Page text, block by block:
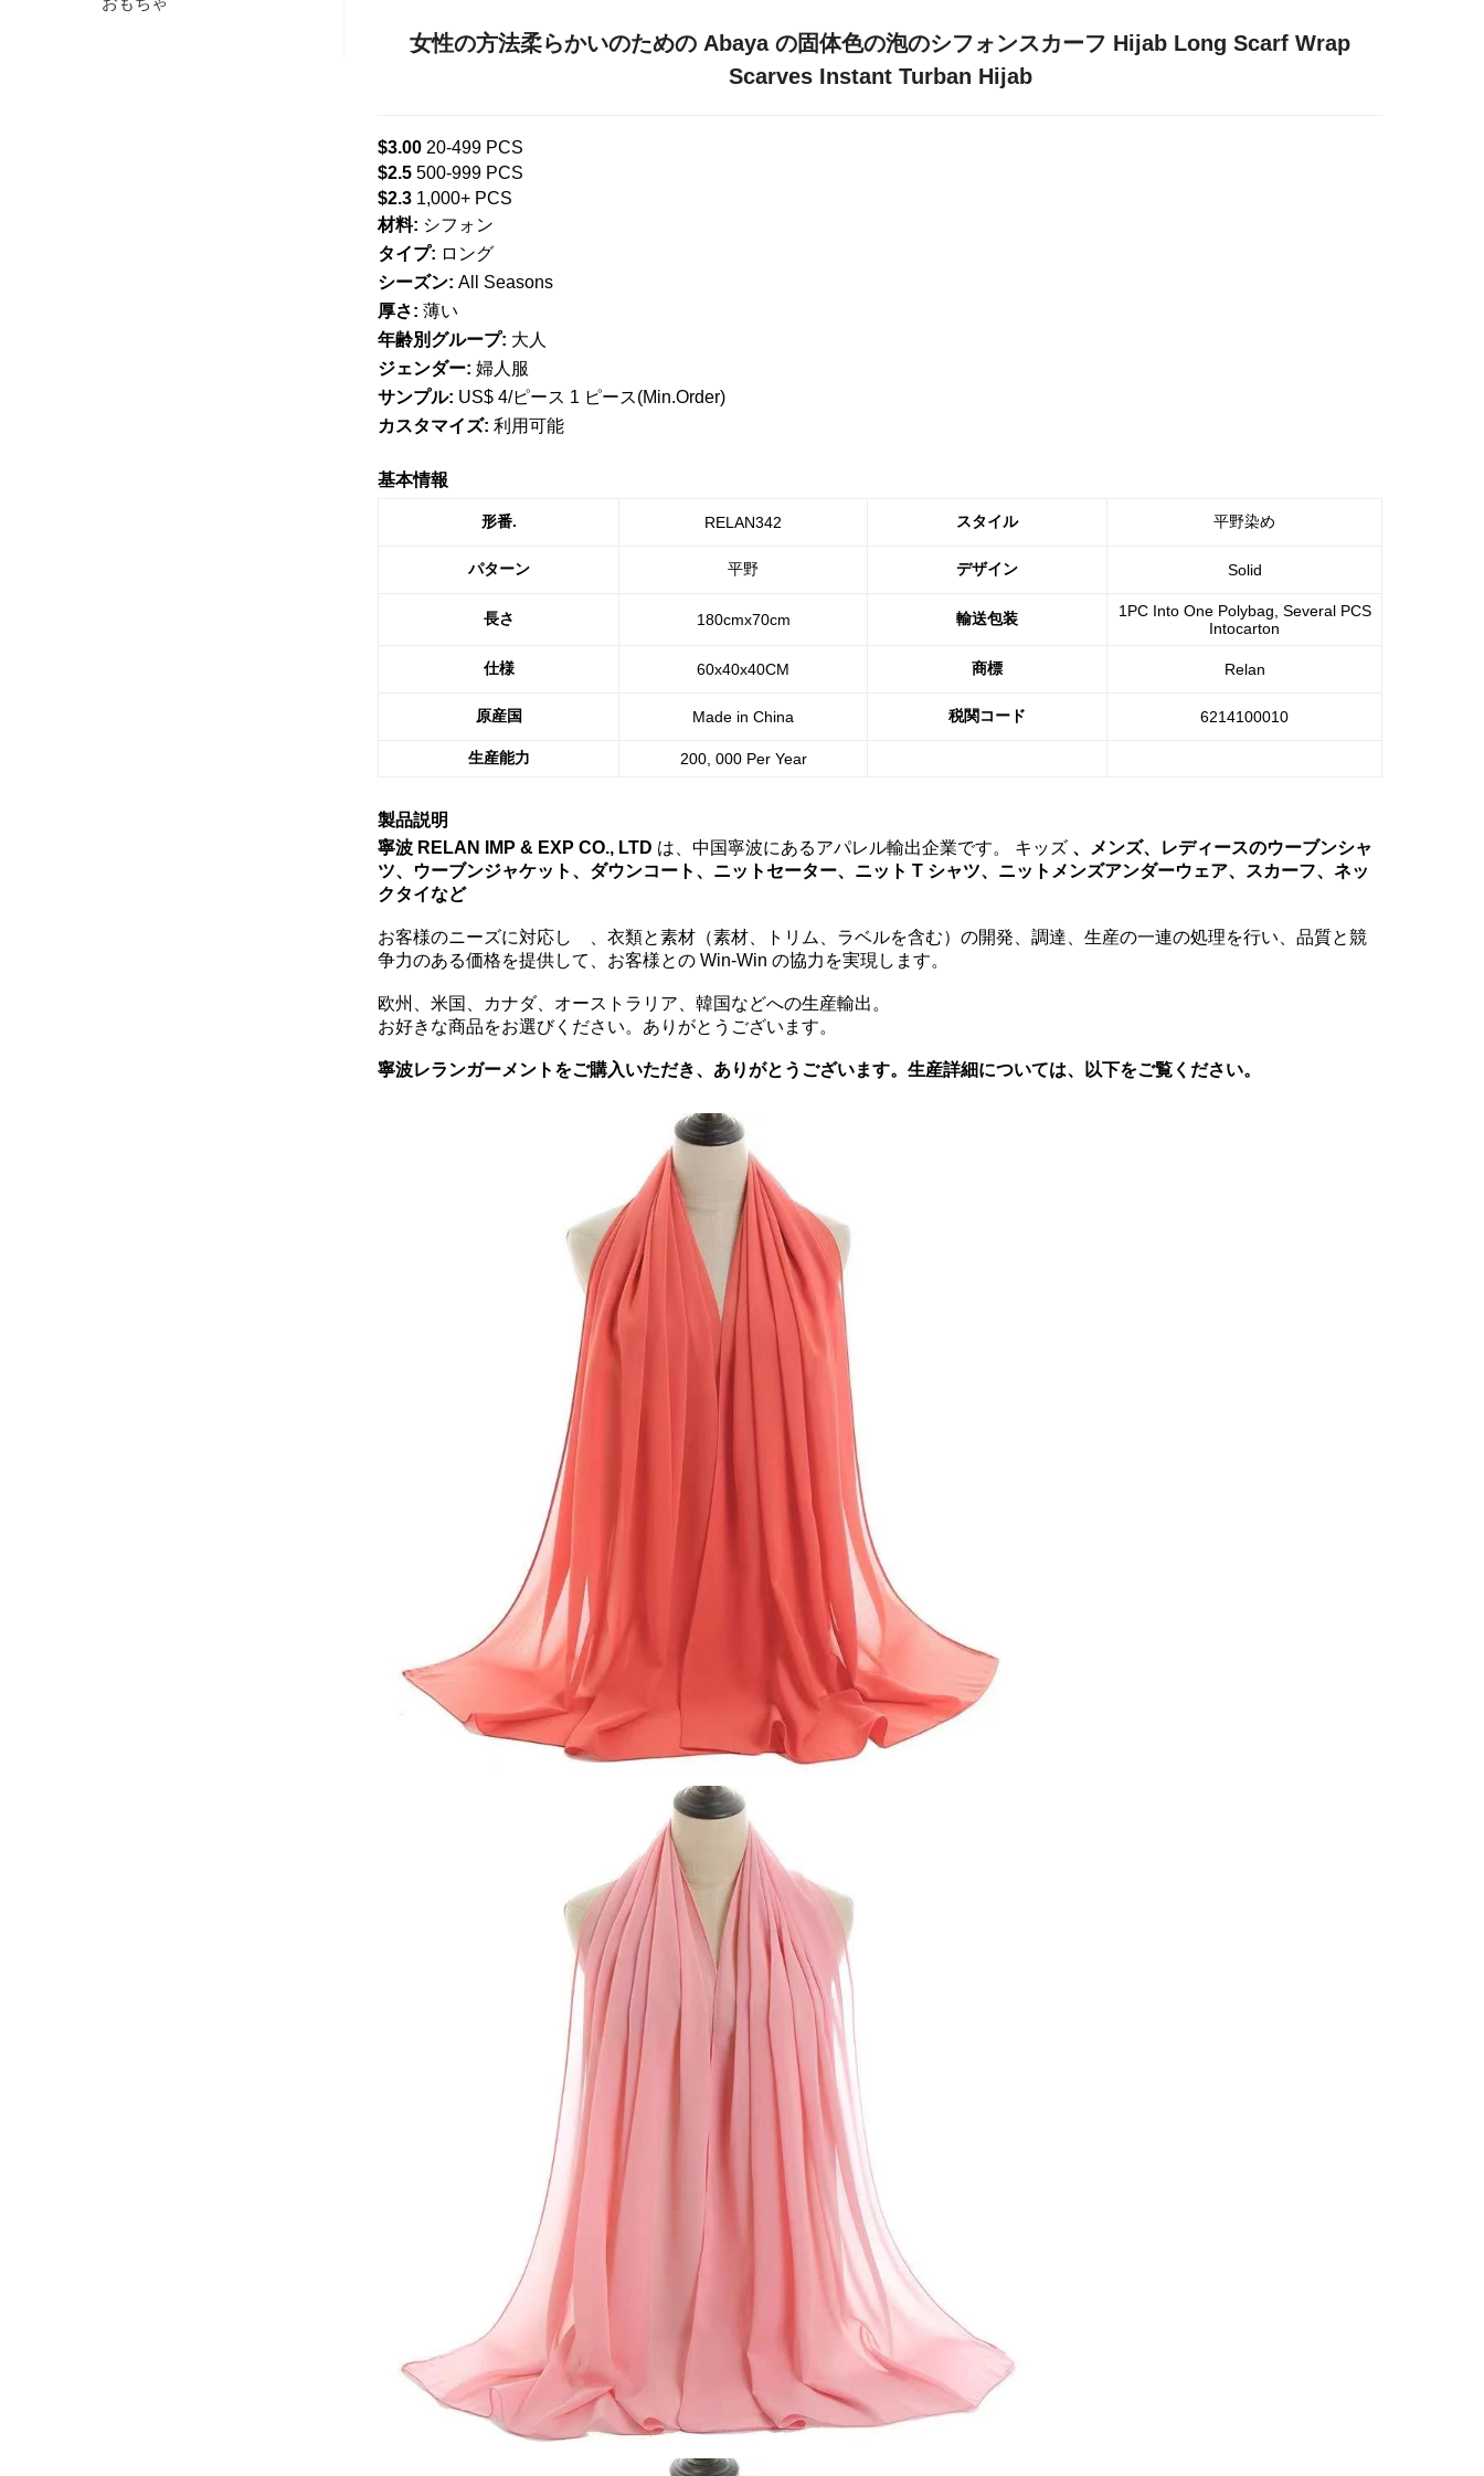
女性の方法柔らかいのための Abaya の固体色の泡のシフォンスカーフ Hijab Long Scarf Wrap
Scarves Instant Turban Hijab
$3.00 20-499 PCS
$2.5 500-999 PCS
$2.3 1,000+ PCS
材料: シフォン
タイプ: ロング
シーズン: All Seasons
厚さ: 薄い
年齢別グループ: 大人
ジェンダー: 婦人服
サンプル: US$ 4/ピース 1 ピース(Min.Order)
カスタマイズ: 利用可能
基本情報
形番. RELAN342 スタイル 平野染め
パターン 平野 デザイン Solid
長さ 180cmx70cm 輸送包装
1PC Into One Polybag, Several PCS
Intocarton
仕様 60x40x40CM 商標 Relan
原産国 Made in China 税関コード 6214100010
生産能力 200, 000 Per Year
製品説明
寧波 RELAN IMP & EXP CO., LTD は、中国寧波にあるアパレル輸出企業です。 キッズ 、メンズ、レディースのウーブンシャ
ツ、ウーブンジャケット、ダウンコート、ニットセーター、ニット T シャツ、ニットメンズアンダーウェア、スカーフ、ネッ
クタイなど
お客様のニーズに対応し
、衣類と素材（素材、トリム、ラベルを含む）の開発、調達、生産の一連の処理を行い、品質と競
争力のある価格を提供して、お客様との Win-Win の協力を実現します。
欧州、米国、カナダ、オーストラリア、韓国などへの生産輸出。
お好きな商品をお選びください。ありがとうございます。
寧波レランガーメントをご購入いただき、ありがとうございます。生産詳細については、以下をご覧ください。